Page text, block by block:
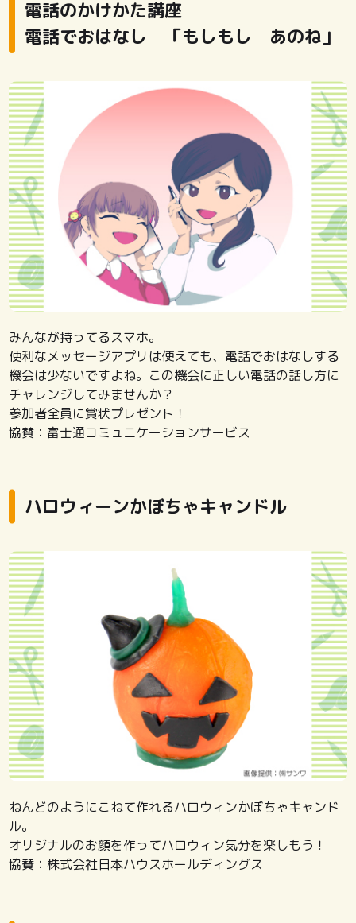
電話のかけかた講座
電話でおはなし 「もしもし あのね」
みんなが持ってるスマホ。
便利なメッセージアプリは使えても、電話でおはなしする
機会は少ないですよね。この機会に正しい電話の話し方に
チャレンジしてみませんか？
参加者全員に賞状プレゼント！
協賛：富士通コミュニケーションサービス
ハロウィーンかぼちゃキャンドル
ねんどのようにこねて作れるハロウィンかぼちゃキャンド
ル。
オリジナルのお顔を作ってハロウィン気分を楽しもう！
協賛：株式会社日本ハウスホールディングス